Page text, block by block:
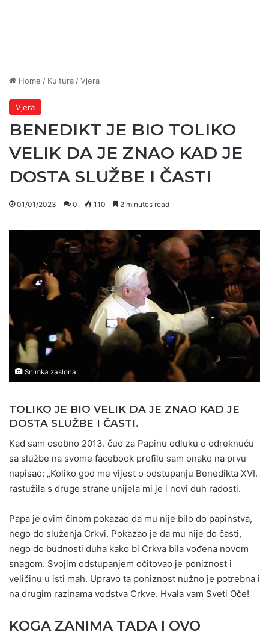
Home / Kultura /Vjera
Vjera
BENEDIKT JE BIO TOLIKO
VELIK DA JE ZNAO KAD JE
DOSTA SLUŽBE I ČASTI
01/01/2023 0 110 2 minutes read
Snimka zaslona
TOLIKO JE BIO VELIK DA JE ZNAO KAD JE
DOSTA SLUŽBE I ČASTI.
Kad sam osobno 2013. čuo za Papinu odluku o odreknuću
sa službe na svome facebook profilu sam onako na prvu
napisao: „Koliko god me vijest o odstupanju Benedikta XVI.
rastužila s druge strane unijela mi je i novi duh radosti.
Papa je ovim činom pokazao da mu nije bilo do papinstva,
nego do služenja Crkvi. Pokazao je da mu nije do časti,
nego do budnosti duha kako bi Crkva bila vođena novom
snagom. Svojim odstupanjem očitovao je poniznost i
veličinu u isti mah. Upravo ta poniznost nužno je potrebna i
na drugim razinama vodstva Crkve. Hvala vam Sveti Oče!
KOGA ZANIMA TADA I OVO